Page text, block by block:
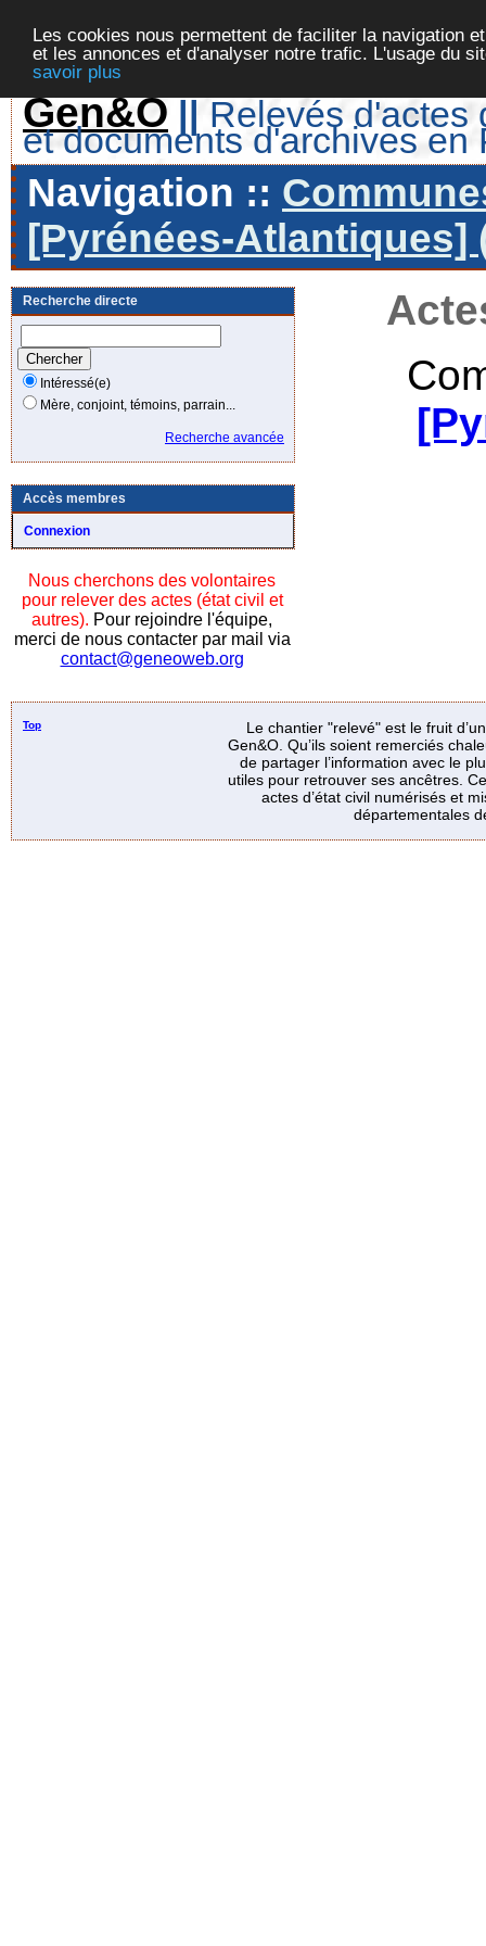
Les cookies nous permettent de faciliter la navigation
et les annonces et d'analyser notre trafic. L'usage du
savoir plus
Gen&O || Relevés d'actes
et documents d'archives en
Navigation ::
[Pyrénées-Atlantiques]
Recherche directe
Intéressé(e)
Mère, conjoint, témoins, parrain...
Recherche avancée
Accès membres
Connexion
Nous cherchons des volontaires
pour relever des actes (état civil et
autres). Pour rejoindre l'équipe,
merci de nous contacter par mail via
contact@geneoweb.org
Top
Le chantier "relevé" est le fruit
Gen&O. Qu’ils soient remerciés
de partager l’information avec le
utiles pour retrouver ses ancêtres.
actes d’état civil numérisés et
départementales